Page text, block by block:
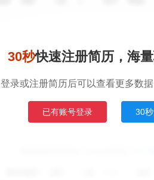
30秒快速注册简历，海
登录或注册简历后可以查看更多数
已有账号登录 30